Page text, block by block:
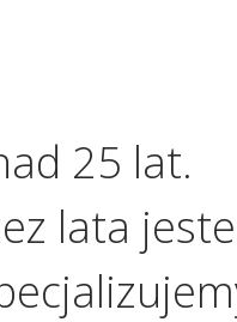
25 lat.
lata